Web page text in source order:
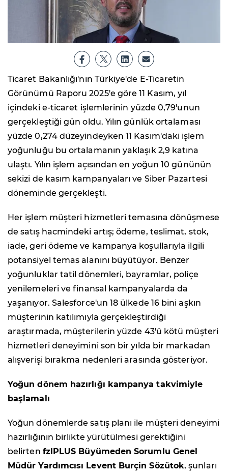
Ticaret Bakanlığı'nın Türkiye'de E-Ticaretin
Görünümü Raporu 2025'e göre 11 Kasım, yıl
içindeki e-ticaret işlemlerinin yüzde 0,79'unun
gerçekleştiği gün oldu. Yılın günlük ortalaması
yüzde 0,274 düzeyindeyken 11 Kasım'daki işlem
yoğunluğu bu ortalamanın yaklaşık 2,9 katına
ulaştı. Yılın işlem açısından en yoğun 10 gününün
sekizi de kasım kampanyaları ve Siber Pazartesi
döneminde gerçekleşti.
Her işlem müşteri hizmetleri temasına dönüşmese
de satış hacmindeki artış; ödeme, teslimat, stok,
iade, geri ödeme ve kampanya koşullarıyla ilgili
potansiyel temas alanını büyütüyor. Benzer
yoğunluklar tatil dönemleri, bayramlar, poliçe
yenilemeleri ve finansal kampanyalarda da
yaşanıyor. Salesforce'un 18 ülkede 16 bini aşkın
müşterinin katılımıyla gerçekleştirdiği
araştırmada, müşterilerin yüzde 43'ü kötü müşteri
hizmetleri deneyimini son bir yılda bir markadan
alışverişi bırakma nedenleri arasında gösteriyor.
Yoğun dönem hazırlığı kampanya takvimiyle
başlamalı
Yoğun dönemlerde satış planı ile müşteri deneyimi
hazırlığının birlikte yürütülmesi gerektiğini
belirten fzlPLUS Büyümeden Sorumlu Genel
Müdür Yardımcısı Levent Burçin Sözütok, şunları